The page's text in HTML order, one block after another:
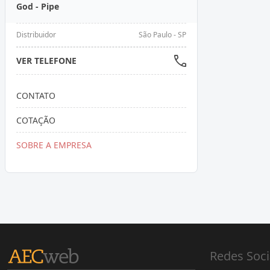
God - Pipe
Distribuidor São Paulo - SP
VER TELEFONE
CONTATO
COTAÇÃO
SOBRE A EMPRESA
Redes